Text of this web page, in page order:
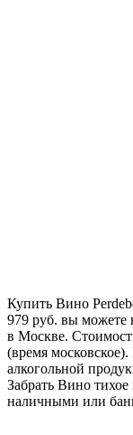
Купить Вино
979 руб. вы можете
в Москве.
(время
алкогольной
Забрать Вино
наличными или